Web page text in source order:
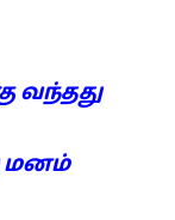
வந்தது
மனம்